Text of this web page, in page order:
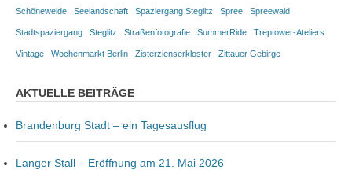
Schöneweide Seelandschaft Spaziergang Steglitz Spree Spreewald
Stadtspaziergang Steglitz Straßenfotografie SummerRide Treptower-Ateliers
Vintage Wochenmarkt Berlin Zisterzienserkloster Zittauer Gebirge
AKTUELLE BEITRÄGE
Brandenburg Stadt – ein Tagesausflug
Langer Stall – Eröffnung am 21. Mai 2026